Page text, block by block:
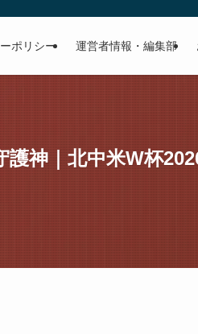
ポリシー 運営者情報・編集部
神｜北中米W杯